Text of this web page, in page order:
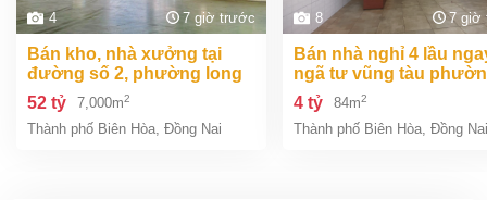
4 7 giờ trước
bán kho, nhà xưởng tại
đường số 2, phường long
bình, thành phố biên hòa,
đồng nai giá 52 tỷ
52 tỷ 7,000m2
Thành phố Biên Hòa, Đồng Nai
8 7 giờ
bán nhà nghỉ 4 lầu ngay
ngã tư vũng tàu
an bình biên hòa đồng
giá chỉ 4 tỷ
4 tỷ 84m2
Thành phố Biên Hòa, Đồng Nai